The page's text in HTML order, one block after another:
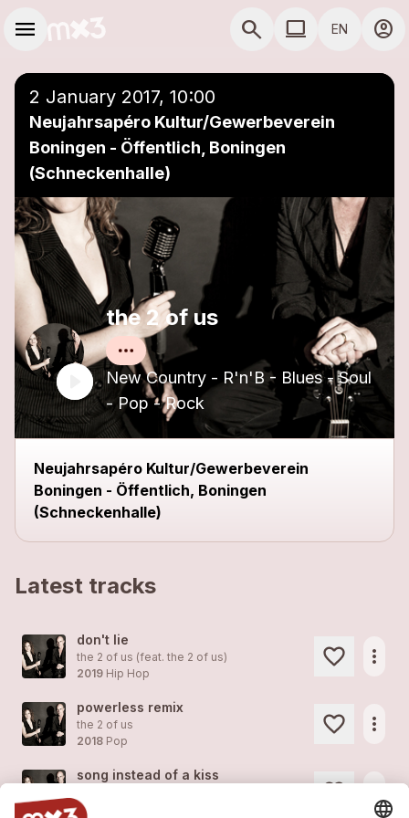
menu search COMPUTER USE
computer EN account_circle
2 January 2017, 10:00
Neujahrsapéro Kultur/Gewerbeverein
Boningen - Öffentlich, Boningen
(Schneckenhalle)
the 2 of us
New Country - R'n'B - Blues - Soul
- Pop - Rock
Neujahrsapéro Kultur/Gewerbeverein
Boningen - Öffentlich, Boningen
(Schneckenhalle)
Latest tracks
don't lie
the 2 of us (feat. the 2 of us)
2019 Hip Hop
more_horiz
powerless remix
the 2 of us
2018 Pop
more_horiz
song instead of a kiss
2018
Add to a playlist close